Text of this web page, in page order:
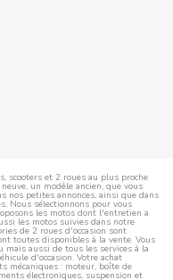
scooters et 2 roues au plus proche
un modèle ancien, que vous
nos petites annonces, ainsi que dans
Nous sélectionnons pour vous
les motos dont l'entretien a
les motos suivies dans notre
de 2 roues d'occasion sont
toutes disponibles à la vente. Vous
mais aussi de tous les services à la
d'occasion. Votre achat
mécaniques : moteur, boîte de
électroniques, suspension et